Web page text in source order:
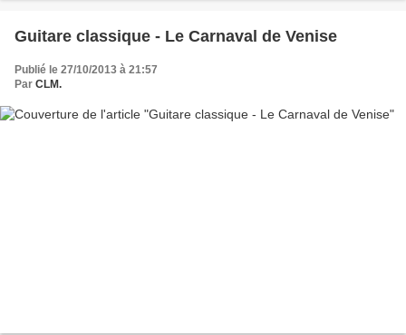
Guitare classique - Le Carnaval de Venise
Publié le 27/10/2013 à 21:57
Par CLM.